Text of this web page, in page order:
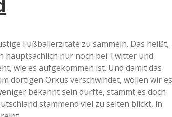
Fußballerzitate zu sammeln. Das heißt,
hauptsächlich nur noch bei Twitter und
wie es aufgekommen ist. Und damit das
dortigen Orkus verschwindet, wollen wir es
bekannt sein dürfte, stammt es doch
stammend viel zu selten blickt, in